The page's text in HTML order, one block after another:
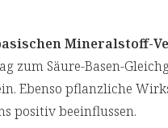
Mineralstoff-
zum Säure-Basen-
Ebenso pflanzliche
positiv beeinflussen.